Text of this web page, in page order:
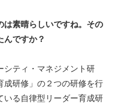
素晴らしいですね。その
んですか？
ティ・マネジメント研
成研修」の２つの研修を行
いる自律型リーダー育成研